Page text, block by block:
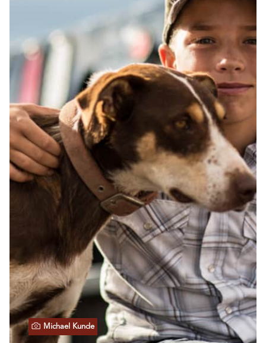
Michael Kunde